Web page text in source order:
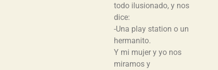
todo ilusionado, y nos
dice:
-Una play station o un
hermanito.
Y mi mujer y yo nos
miramos y